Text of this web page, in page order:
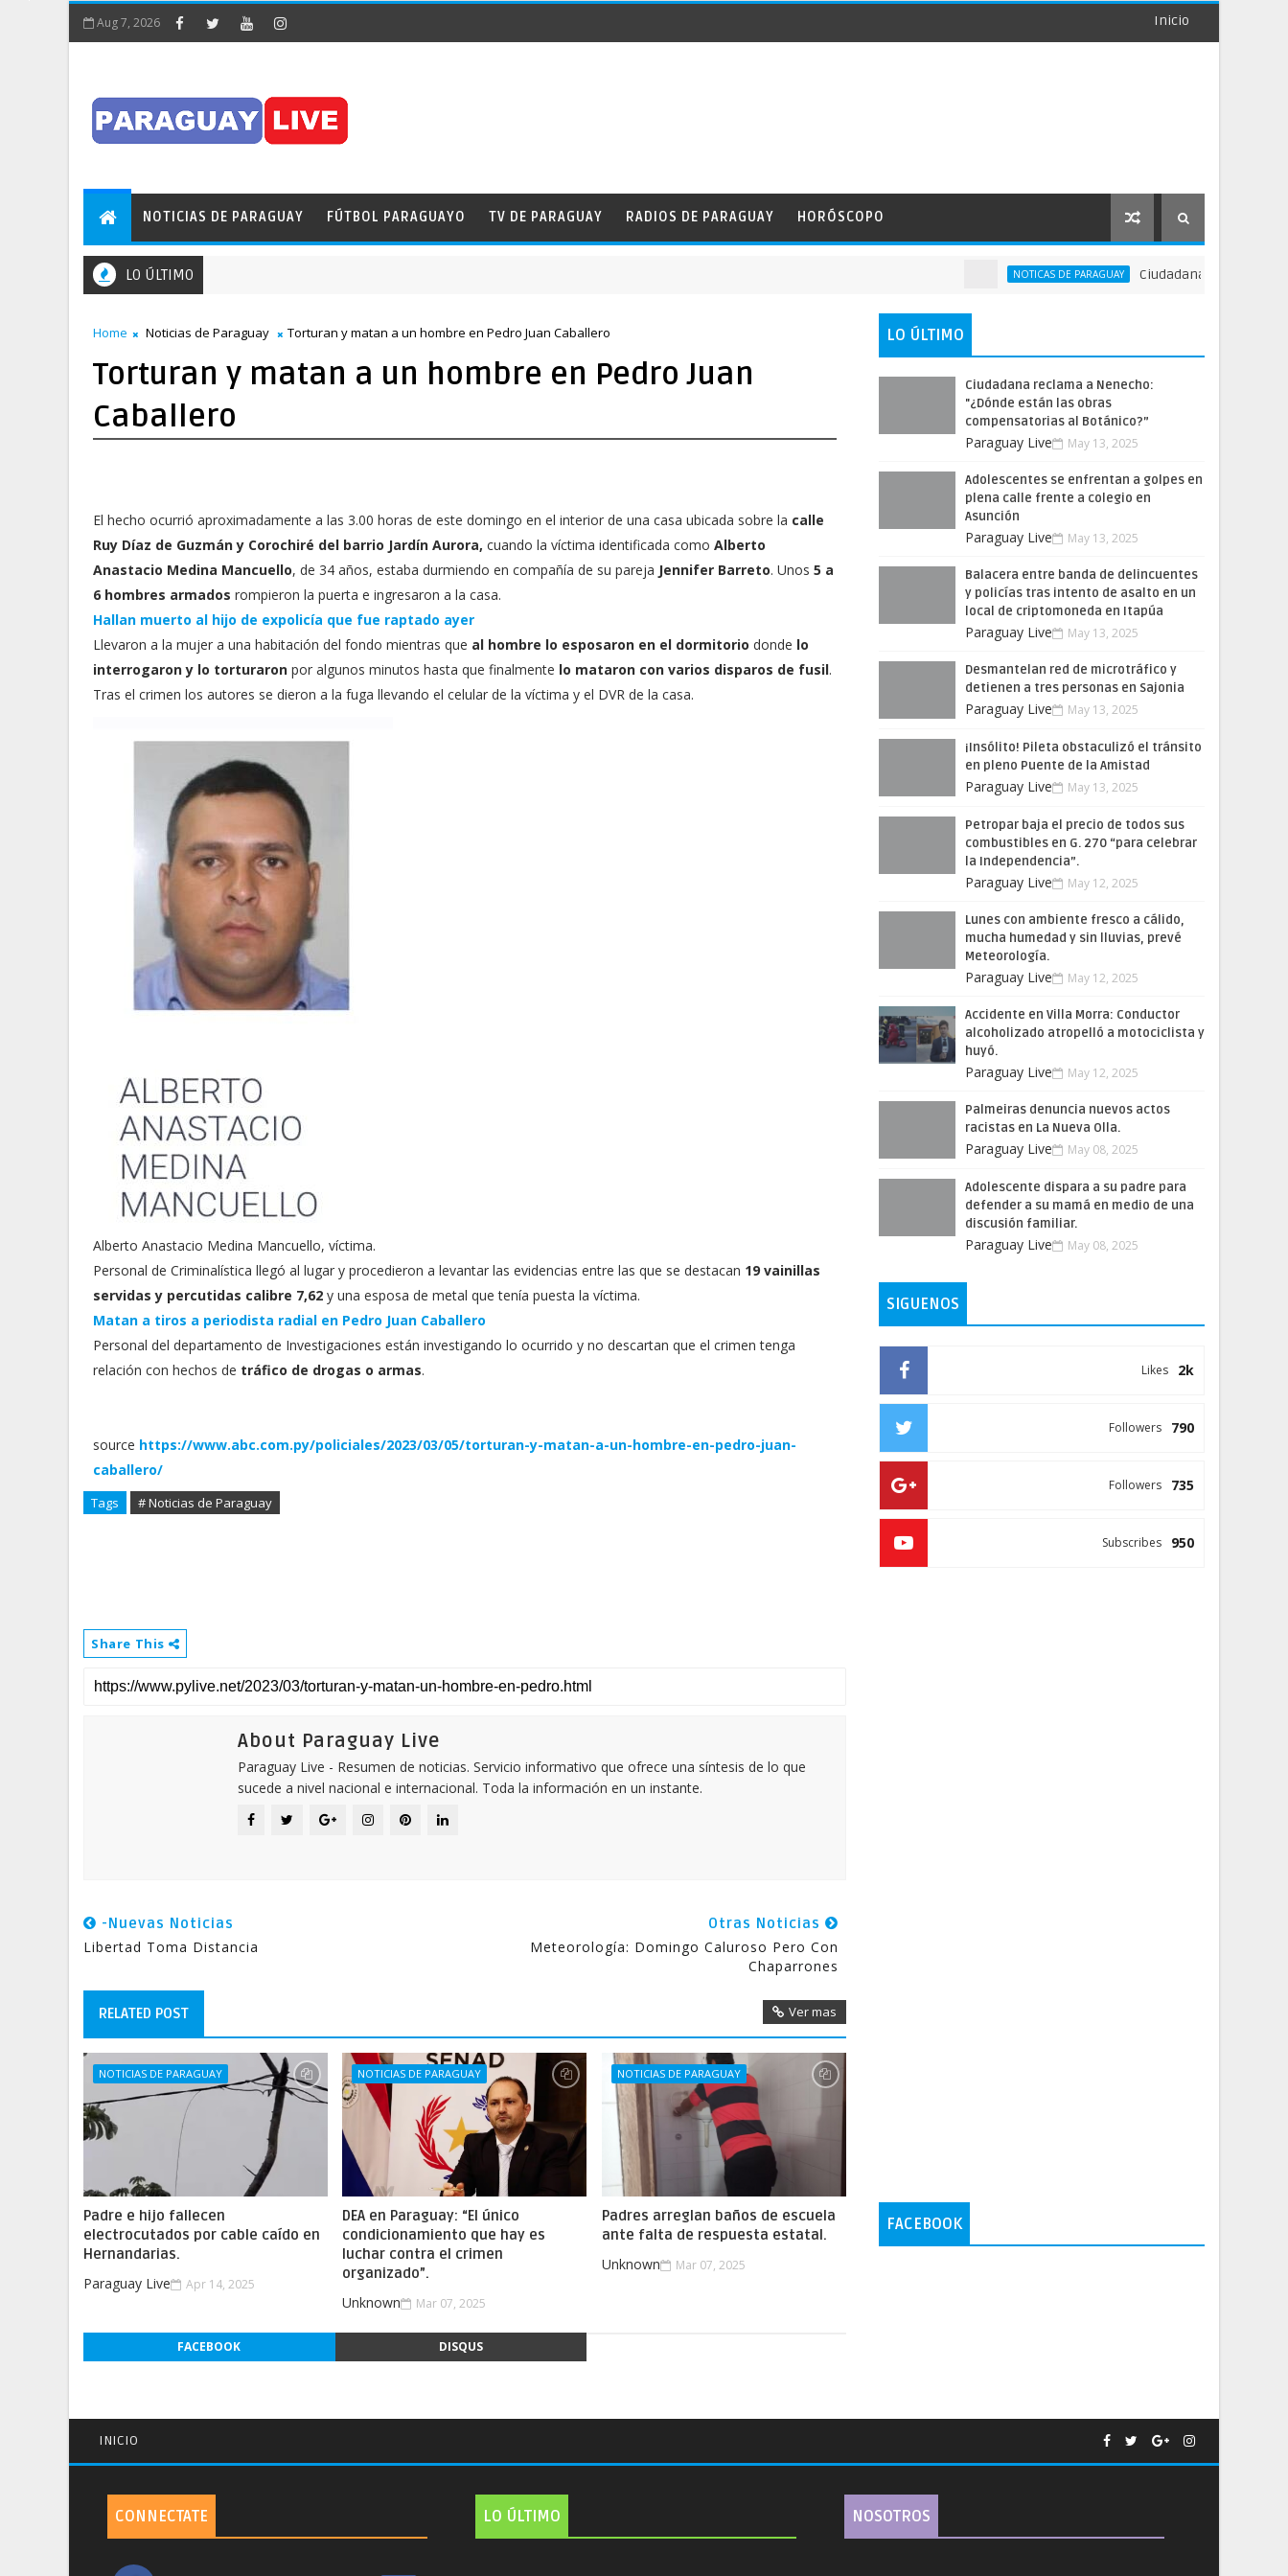
Aug 7, 2026 Inicio
NOTICIAS DE PARAGUAY FÚTBOL PARAGUAYO TV DE PARAGUAY RADIOS DE PARAGUAY HORÓSCOPO
LO ÚLTIMO NOTICAS DE PARAGUAY Ciudadana reclama a
Home Noticias de Paraguay Torturan y matan a un hombre en Pedro Juan Caballero
Torturan y matan a un hombre en Pedro Juan
Caballero
El hecho ocurrió aproximadamente a las 3.00 horas de este domingo en el interior de una casa ubicada sobre la calle
Ruy Díaz de Guzmán y Corochiré del barrio Jardín Aurora, cuando la víctima identificada como Alberto
Anastacio Medina Mancuello, de 34 años, estaba durmiendo en compañía de su pareja Jennifer Barreto. Unos 5 a
6 hombres armados rompieron la puerta e ingresaron a la casa.
Hallan muerto al hijo de expolicía que fue raptado ayer
Llevaron a la mujer a una habitación del fondo mientras que al hombre lo esposaron en el dormitorio donde lo
interrogaron y lo torturaron por algunos minutos hasta que finalmente lo mataron con varios disparos de fusil.
Tras el crimen los autores se dieron a la fuga llevando el celular de la víctima y el DVR de la casa.
Alberto Anastacio Medina Mancuello, víctima.
Personal de Criminalística llegó al lugar y procedieron a levantar las evidencias entre las que se destacan 19 vainillas
servidas y percutidas calibre 7,62 y una esposa de metal que tenía puesta la víctima.
Matan a tiros a periodista radial en Pedro Juan Caballero
Personal del departamento de Investigaciones están investigando lo ocurrido y no descartan que el crimen tenga
relación con hechos de tráfico de drogas o armas.
source https://www.abc.com.py/policiales/2023/03/05/torturan-y-matan-a-un-hombre-en-pedro-juan-
caballero/
Tags # Noticias de Paraguay
Share This
About Paraguay Live
Paraguay Live - Resumen de noticias. Servicio informativo que ofrece una síntesis de lo que
sucede a nivel nacional e internacional. Toda la información en un instante.
-Nuevas Noticias
Libertad Toma Distancia
Otras Noticias
Meteorología: Domingo Caluroso Pero Con
Chaparrones
RELATED POST Ver mas
NOTICIAS DE PARAGUAY
Padre e hijo fallecen
electrocutados por cable caído en
Hernandarias.
Paraguay Live Apr 14, 2025
NOTICIAS DE PARAGUAY
DEA en Paraguay: “El único
condicionamiento que hay es
luchar contra el crimen
organizado”.
Unknown Mar 07, 2025
NOTICIAS DE PARAGUAY
Padres arreglan baños de escuela
ante falta de respuesta estatal.
Unknown Mar 07, 2025
FACEBOOK DISQUS
LO ÚLTIMO
Ciudadana reclama a Nenecho:
"¿Dónde están las obras
compensatorias al Botánico?”
Paraguay Live May 13, 2025
Adolescentes se enfrentan a golpes en
plena calle frente a colegio en
Asunción
Paraguay Live May 13, 2025
Balacera entre banda de delincuentes
y policías tras intento de asalto en un
local de criptomoneda en Itapúa
Paraguay Live May 13, 2025
Desmantelan red de microtráfico y
detienen a tres personas en Sajonia
Paraguay Live May 13, 2025
¡Insólito! Pileta obstaculizó el tránsito
en pleno Puente de la Amistad
Paraguay Live May 13, 2025
Petropar baja el precio de todos sus
combustibles en G. 270 “para celebrar
la Independencia”.
Paraguay Live May 12, 2025
Lunes con ambiente fresco a cálido,
mucha humedad y sin lluvias, prevé
Meteorología.
Paraguay Live May 12, 2025
Accidente en Villa Morra: Conductor
alcoholizado atropelló a motociclista y
huyó.
Paraguay Live May 12, 2025
Palmeiras denuncia nuevos actos
racistas en La Nueva Olla.
Paraguay Live May 08, 2025
Adolescente dispara a su padre para
defender a su mamá en medio de una
discusión familiar.
Paraguay Live May 08, 2025
SIGUENOS
2k
Likes
790
Followers
735
Followers
950
Subscribes
FACEBOOK
INICIO
CONNECTATE LO ÚLTIMO NOSOTROS